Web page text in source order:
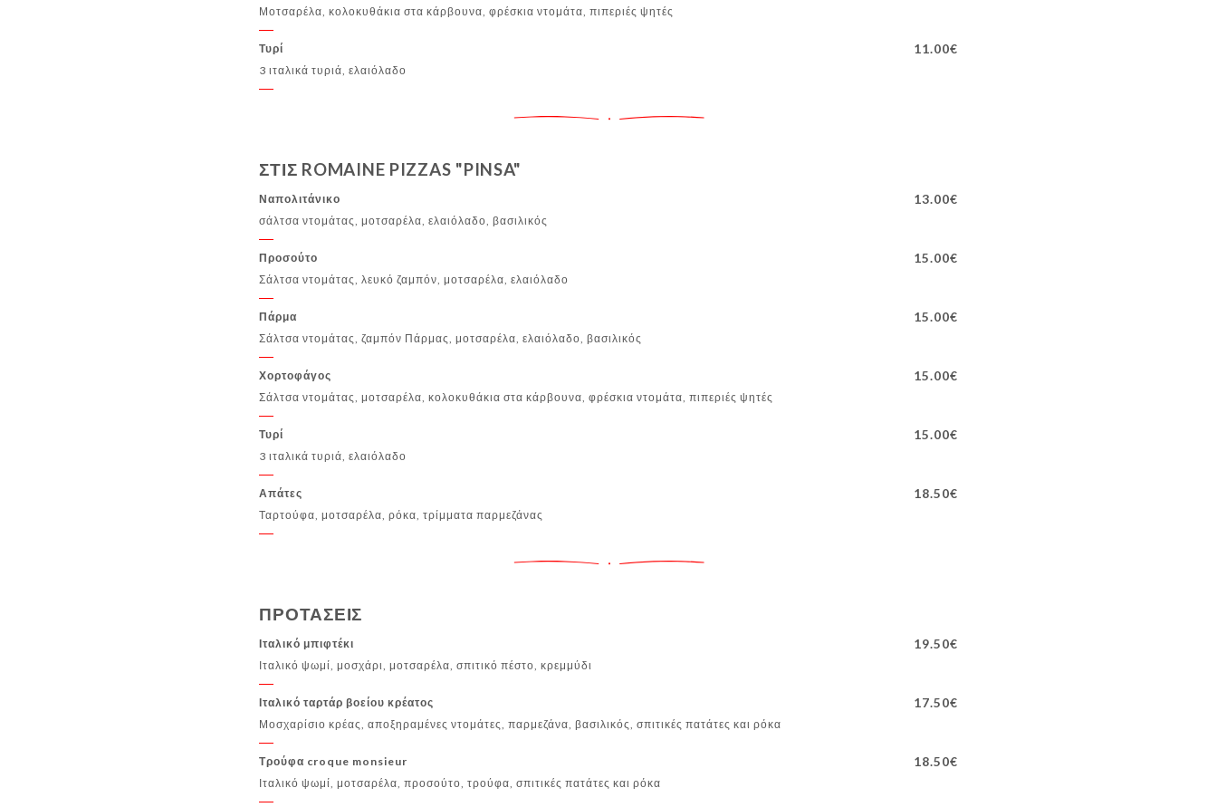
Μοτσαρέλα, κολοκυθάκια στα κάρβουνα, φρέσκια ντομάτα, πιπεριές ψητές
Τυρί 11.00€
3 ιταλικά τυριά, ελαιόλαδο
ΣΤΙΣ ROMAINE PIZZAS "PINSA"
Ναπολιτάνικο 13.00€
σάλτσα ντομάτας, μοτσαρέλα, ελαιόλαδο, βασιλικός
Προσούτο 15.00€
Σάλτσα ντομάτας, λευκό ζαμπόν, μοτσαρέλα, ελαιόλαδο
Πάρμα 15.00€
Σάλτσα ντομάτας, ζαμπόν Πάρμας, μοτσαρέλα, ελαιόλαδο, βασιλικός
Χορτοφάγος 15.00€
Σάλτσα ντομάτας, μοτσαρέλα, κολοκυθάκια στα κάρβουνα, φρέσκια ντομάτα, πιπεριές ψητές
Τυρί 15.00€
3 ιταλικά τυριά, ελαιόλαδο
Απάτες 18.50€
Ταρτούφα, μοτσαρέλα, ρόκα, τρίμματα παρμεζάνας
ΠΡΟΤΑΣΕΙΣ
Ιταλικό μπιφτέκι 19.50€
Ιταλικό ψωμί, μοσχάρι, μοτσαρέλα, σπιτικό πέστο, κρεμμύδι
Ιταλικό ταρτάρ βοείου κρέατος 17.50€
Μοσχαρίσιο κρέας, αποξηραμένες ντομάτες, παρμεζάνα, βασιλικός, σπιτικές πατάτες και ρόκα
Τρούφα croque monsieur 18.50€
Ιταλικό ψωμί, μοτσαρέλα, προσούτο, τρούφα, σπιτικές πατάτες και ρόκα